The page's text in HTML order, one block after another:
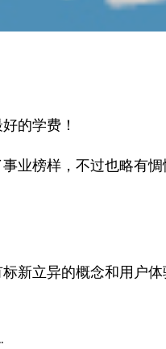
的学费！
业榜样，不过也略有
新立异的概念和用户